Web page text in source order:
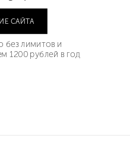
САЙТА
без лимитов и
1200 рублей в год